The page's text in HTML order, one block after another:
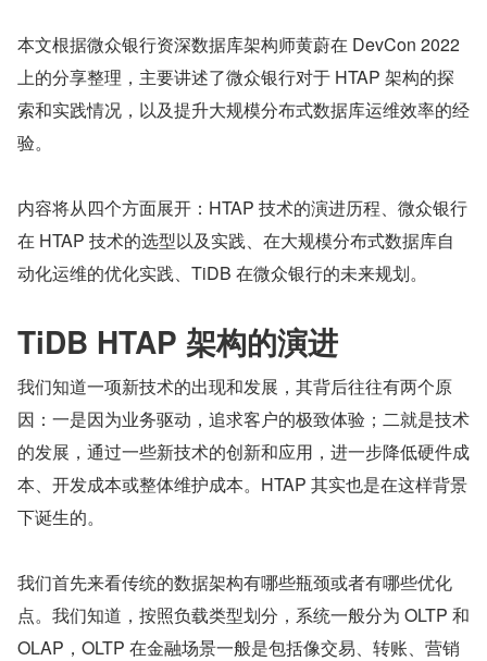
本文根据微众银行资深数据库架构师黄蔚在 DevCon 2022
上的分享整理，主要讲述了微众银行对于 HTAP 架构的探
索和实践情况，以及提升大规模分布式数据库运维效率的经
验。
内容将从四个方面展开：HTAP 技术的演进历程、微众银行
在 HTAP 技术的选型以及实践、在大规模分布式数据库自
动化运维的优化实践、TiDB 在微众银行的未来规划。
TiDB HTAP 架构的演进
我们知道一项新技术的出现和发展，其背后往往有两个原
因：一是因为业务驱动，追求客户的极致体验；二就是技术
的发展，通过一些新技术的创新和应用，进一步降低硬件成
本、开发成本或整体维护成本。HTAP 其实也是在这样背景
下诞生的。
我们首先来看传统的数据架构有哪些瓶颈或者有哪些优化
点。我们知道，按照负载类型划分，系统一般分为 OLTP 和
OLAP，OLTP 在金融场景一般是包括像交易、转账、营销